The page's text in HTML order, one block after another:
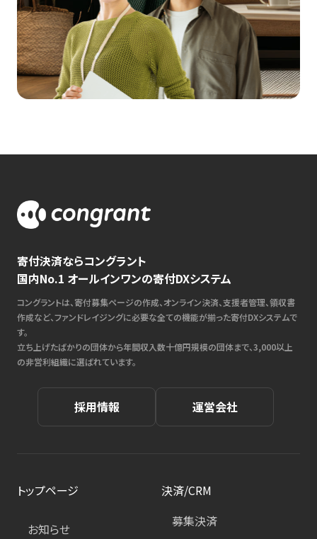
寄付決済ならコングラント
国内No.1 オールインワンの寄付DXシステム
コングラントは、寄付募集ページの作成、オンライン決済、支援者管理、領収書
作成など、ファンドレイジングに必要な全ての機能が揃った寄付DXシステムで
す。
立ち上げたばかりの団体から年間収入数十億円規模の団体まで、3,000以上
の非営利組織に選ばれています。
採用情報 運営会社
トップページ
お知らせ
決済/CRM
募集決済